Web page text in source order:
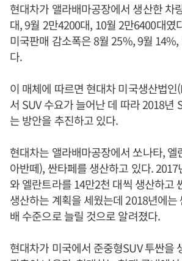
현대차가 앨라배마공장에서 생산한 차
대, 9월 2만4200대, 10월 2만6400대였
미국판매 감소폭은 8월 25%, 9월
다.
이 매체에 따르면 현대차 미국생산법인
서 SUV 수요가 늘어난 데 따라 2018년
는 방안을 추진하고 있다.
현대차는 앨라배마공장에서 쏘나타, 엘
아반떼), 싼타페를 생산하고 있다.
와 엘란트라를 14만2천 대씩 생산하고
생산하는 계획을 세웠는데 2018년에는
배 수준으로 늘릴 것으로 알려졌다.
현대차가 미국에서 준중형SUV 투싼을